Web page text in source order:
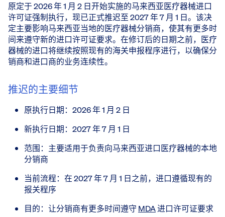
原定于 2026 年 1 月 2 日开始实施的马来西亚医疗器械进口
许可证强制执行，现已正式推迟至 2027 年 7 月 1 日。该决
定主要影响马来西亚当地的医疗器械分销商，使其有更多时
间来遵守新的进口许可证要求。在修订后的日期之前，医疗
器械的进口将继续按照现有的海关申报程序进行，以确保分
销商和进口商的业务连续性。
推迟的主要细节
原执行日期：2026 年 1 月 2 日
新执行日期：2027 年 7 月 1 日
范围：主要适用于负责向马来西亚进口医疗器械的本地
分销商
当前流程：在 2027 年 7 月 1 日之前，进口遵循现有的
报关程序
目的：让分销商有更多时间遵守 MDA进口许可证要求